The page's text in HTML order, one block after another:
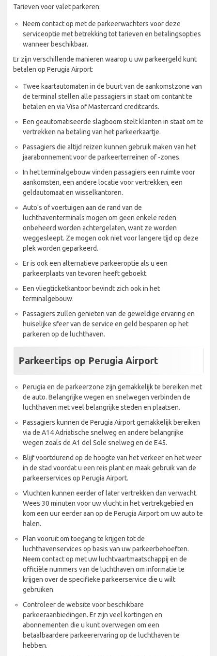
Tarieven voor valet parkeren:
Neem contact op met de parkeerwachters voor deze
serviceoptie met betrekking tot tarieven en betalingsopties
wanneer beschikbaar.
Er zijn verschillende manieren waarop u uw parkeergeld kunt
betalen op Perugia Airport:
Twee kaartautomaten in de buurt van de aankomstzone van
de terminal stellen alle passagiers in staat om contant te
betalen en via Visa of Mastercard creditcards.
Een geautomatiseerde slagboom stelt klanten in staat om te
vertrekken na betaling van het parkeerkaartje.
Passagiers die altijd reizen kunnen gebruik maken van het
jaarabonnement voor de parkeerterreinen of -zones.
In het terminalgebouw vinden passagiers een ruimte voor
aankomsten, een andere locatie voor vertrekken, een
geldautomaat en wisselkantoren.
Auto's of voertuigen aan de rand van de
luchthaventerminals mogen om geen enkele reden
onbeheerd worden achtergelaten, want ze worden
weggesleept. Ze mogen ook niet voor langere tijd op deze
plek worden geparkeerd.
Er is ook een alternatieve parkeeroptie als u een
parkeerplaats van tevoren heeft geboekt.
Een vliegticketkantoor bevindt zich ook in het
terminalgebouw.
Passagiers zullen genieten van de geweldige ervaring en
huiselijke sfeer van de service en geld besparen op het
parkeren op de luchthaven.
Parkeertips op Perugia Airport
Perugia en de parkeerzone zijn gemakkelijk te bereiken met
de auto. Belangrijke wegen en snelwegen verbinden de
luchthaven met veel belangrijke steden en plaatsen.
Passagiers kunnen de Perugia Airport gemakkelijk bereiken
via de A14 Adriatische snelweg en andere belangrijke
wegen zoals de A1 del Sole snelweg en de E45.
Blijf voortdurend op de hoogte van het verkeer en het weer
in de stad voordat u een reis plant en maak gebruik van de
parkeerservices op Perugia Airport.
Vluchten kunnen eerder of later vertrekken dan verwacht.
Wees 30 minuten voor uw vlucht in het vertrekgebied en
kom een uur eerder aan op de Perugia Airport om uw auto te
halen.
Plan vooruit om toegang te krijgen tot de
luchthavenservices op basis van uw parkeerbehoeften.
Neem contact op met uw luchtvaartmaatschappij en de
officiële nummers van de luchthaven om informatie te
krijgen over de specifieke parkeerservice die u wilt
gebruiken.
Controleer de website voor beschikbare
parkeeraanbiedingen. Er zijn veel kortingen en
abonnementen die u kunt overwegen om een
betaalbaardere parkeerervaring op de luchthaven te
hebben.